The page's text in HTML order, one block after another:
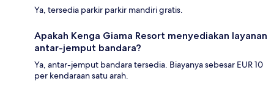
Ya, tersedia parkir parkir mandiri gratis.
Apakah Kenga Giama Resort menyediakan layanan
antar-jemput bandara?
Ya, antar-jemput bandara tersedia. Biayanya sebesar EUR 10
per kendaraan satu arah.